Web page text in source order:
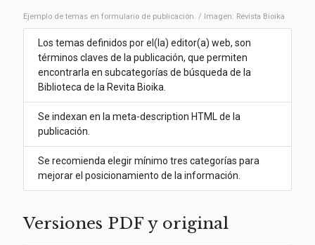
Ejemplo de temas en formulario de publicación. / Imagen: Revista Bioika
Los temas definidos por el(la) editor(a) web, son
términos claves de la publicación, que permiten
encontrarla en subcategorías de búsqueda de la
Biblioteca de la Revita Bioika.
Se indexan en la meta-description HTML de la
publicación.
Se recomienda elegir mínimo tres categorías para
mejorar el posicionamiento de la información.
Versiones PDF y original